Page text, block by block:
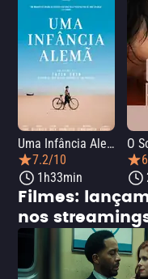
Uma Infância Alemã
7.2/10
1h33min
Filmes:
nos